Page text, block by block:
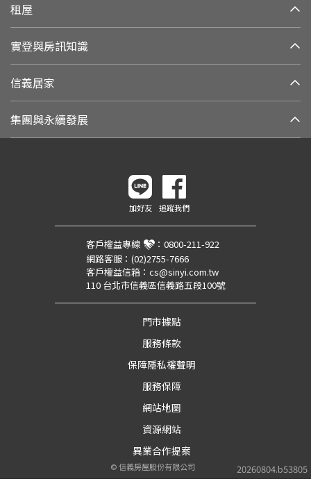
租屋
實登與房訊知識
信義居家
集團與永續發展
20260804.b53805
加好友 追蹤我們
客戶權益專線 ： 0800-211-922
網路客服： (02)2755-7666
客戶權益信箱： cs@sinyi.com.tw
110 台北市信義區信義路五段100號
門市據點
服務條款
保障隱私權聲明
服務保障
網站地圖
資源網站
異業合作提案
©信義房屋股份有限公司